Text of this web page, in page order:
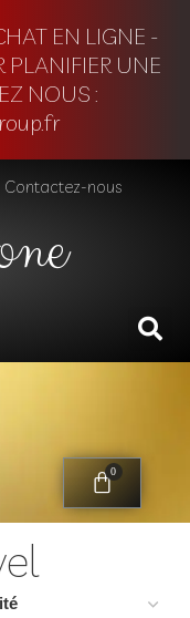
EN LIGNE -
PLANIFIER UNE
NOUS :
Contactez-nous
0